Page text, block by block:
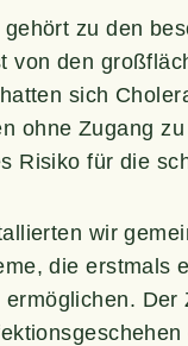
zu den
von den
sich
ohne Zugang
Risi­ko für die
wir
die erst­mals
ermög­li­chen.